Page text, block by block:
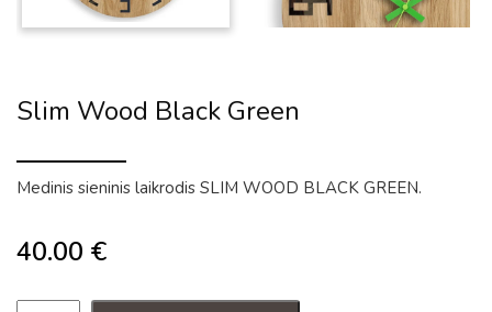
Slim Wood Black Green
Medinis sieninis laikrodis SLIM WOOD BLACK GREEN.
40.00 €